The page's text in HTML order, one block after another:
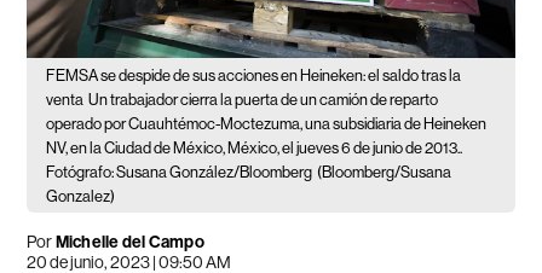
FEMSA se despide de sus acciones en Heineken: el saldo tras la
venta Un trabajador cierra la puerta de un camión de reparto
operado por Cuauhtémoc-Moctezuma, una subsidiaria de Heineken
NV, en la Ciudad de México, México, el jueves 6 de junio de 2013..
Fotógrafo: Susana González/Bloomberg (Bloomberg/Susana
Gonzalez)
PorMichelle del Campo
20 de junio, 2023 | 09:50 AM